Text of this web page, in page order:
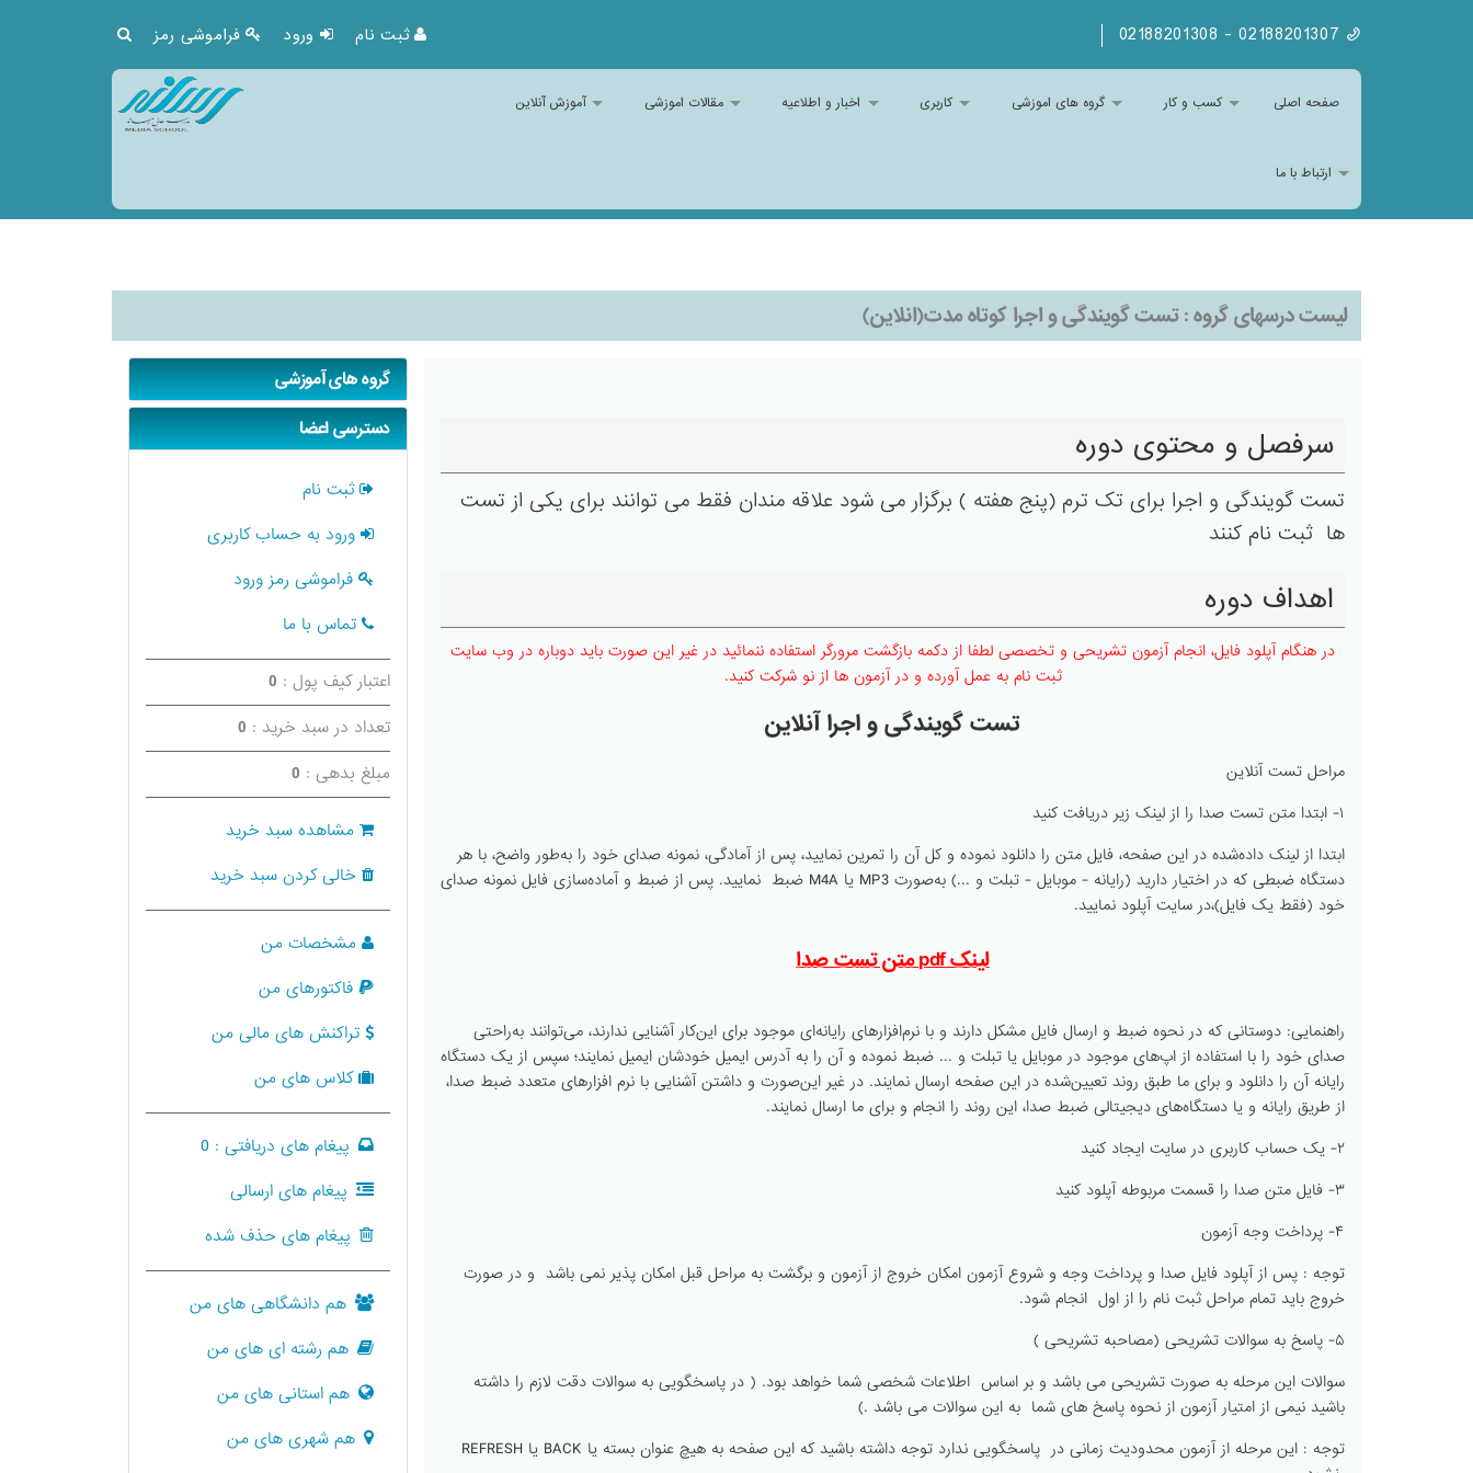
ثبت نام ورود فراموشی رمز
صفحه اصلی کسب و کار گروه های اموزشی کاربری اخبار و اطلاعیه مقالات اموزشی آموزش آنلاین
ارتباط با ما
لیست درسهای گروه :تست گویندگی و اجرا کوتاه مدت(انلاین)
سرفصل و محتوی دوره
تست گویندگی و اجرا برای تک ترم (پنج هفته ) برگزار می شود علاقه مندان فقط می توانند برای یکی از تست
ها ثبت نام کنند
اهداف دوره
در هنگام آپلود فایل، انجام آزمون تشریحی و تخصصی لطفا از دکمه بازگشت مرورگر استفاده ننمائید در غیر این صورت باید دوباره در وب سایت
ثبت نام به عمل آورده و در آزمون ها از نو شرکت کنید.
تست گویندگی و اجرا آنلاین
مراحل تست آنلاین
۱- ابتدا متن تست صدا را از لینک زیر دریافت کنید
ابتدا از لینک داده‌شده در این صفحه، فایل متن را دانلود نموده و کل آن را تمرین نمایید، پس از آمادگی، نمونه صدای خود را به‌طور واضح، با هر
دستگاه ضبطی که در اختیار دارید (رایانه - موبایل - تبلت و ...) به‌صورت MP3 یا M4A ضبط نمایید. پس از ضبط و آماده‌سازی فایل نمونه صدای
خود (فقط یک فایل)،در سایت آپلود نمایید.
لینک pdf متن تست صدا
راهنمایی: دوستانی که در نحوه ضبط و ارسال فایل مشکل دارند و با نرم‌افزارهای رایانه‌ای موجود برای این‌کار آشنایی ندارند، می‌توانند به‌راحتی
صدای خود را با استفاده از اپ‌های موجود در موبایل یا تبلت و ... ضبط نموده و آن را به آدرس ایمیل خودشان ایمیل نمایند؛ سپس از یک دستگاه
رایانه آن را دانلود و برای ما طبق روند تعیین‌شده در این صفحه ارسال نمایند. در غیر این‌صورت و داشتن آشنایی با نرم افزارهای متعدد ضبط صدا،
از طریق رایانه و یا دستگاه‌های دیجیتالی ضبط صدا، این روند را انجام و برای ما ارسال نمایند.
۲- یک حساب کاربری در سایت ایجاد کنید
۳- فایل متن صدا را قسمت مربوطه آپلود کنید
۴- پرداخت وجه آزمون
توجه : پس از آپلود فایل صدا و پرداخت وجه و شروع آزمون امکان خروج از آزمون و برگشت به مراحل قبل امکان پذیر نمی باشد و در صورت
خروج باید تمام مراحل ثبت نام را از اول انجام شود.
۵- پاسخ به سوالات تشریحی (مصاحبه تشریحی )
سوالات این مرحله به صورت تشریحی می باشد و بر اساس اطلاعات شخصی شما خواهد بود. ( در پاسخگویی به سوالات دقت لازم را داشته
باشید نیمی از امتیار آزمون از نحوه پاسخ های شما به این سوالات می باشد .)
توجه : این مرحله از آزمون محدودیت زمانی در پاسخگویی ندارد توجه داشته باشید که این صفحه به هیچ عنوان بسته یا BACK یا REFRESH
گروه های آموزشی
دسترسی اعضا
ثبت نام
ورود به حساب کاربری
فراموشی رمز ورود
تماس با ما
اعتبار کیف پول : 0
تعداد در سبد خرید : 0
مبلغ بدهی : 0
مشاهده سبد خرید
خالی کردن سبد خرید
مشخصات من
فاکتورهای من
تراکنش های مالی من
کلاس های من
پیغام های دریافتی : 0
پیغام های ارسالی
پیغام های حذف شده
هم دانشگاهی های من
هم رشته ای های من
هم استانی های من
هم شهری های من